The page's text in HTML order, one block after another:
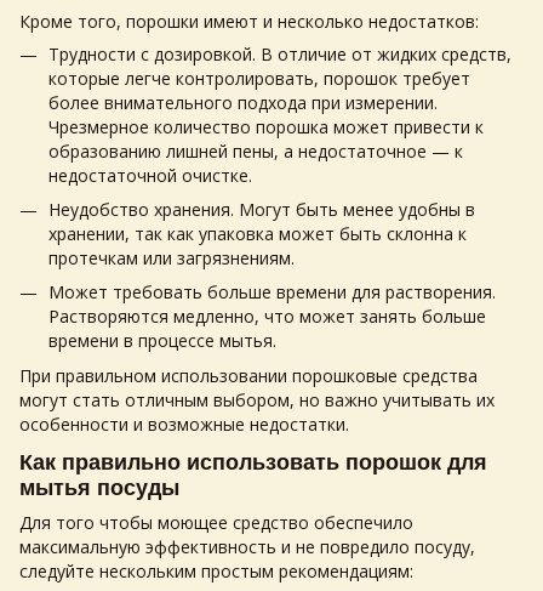
Кроме того, порошки имеют и несколько недостатков:
Трудности с дозировкой. В отличие от жидких средств,
которые легче контролировать, порошок требует
более внимательного подхода при измерении.
Чрезмерное количество порошка может привести к
образованию лишней пены, а недостаточное — к
недостаточной очистке.
Неудобство хранения. Могут быть менее удобны в
хранении, так как упаковка может быть склонна к
протечкам или загрязнениям.
Может требовать больше времени для растворения.
Растворяются медленно, что может занять больше
времени в процессе мытья.
При правильном использовании порошковые средства
могут стать отличным выбором, но важно учитывать их
особенности и возможные недостатки.
Как правильно использовать порошок для
мытья посуды
Для того чтобы моющее средство обеспечило
максимальную эффективность и не повредило посуду,
следуйте нескольким простым рекомендациям: